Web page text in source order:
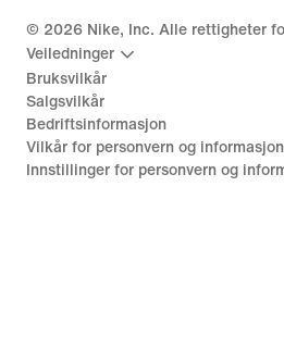
© 2026 Nike, Inc. Alle rettigheter
Veiledninger
Bruksvilkår
Salgsvilkår
Bedriftsinformasjon
Vilkår for personvern og
Innstillinger for personvern og